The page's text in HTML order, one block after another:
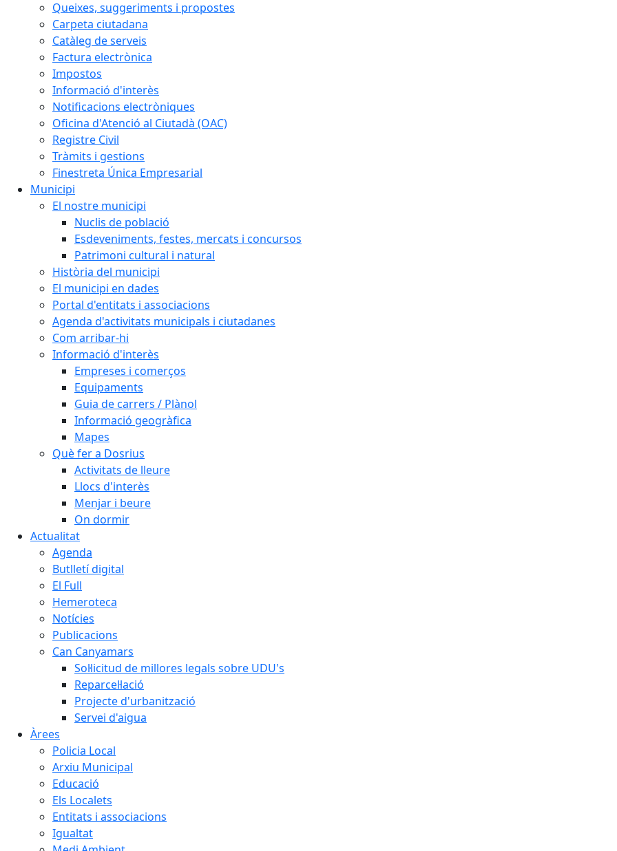
Queixes, suggeriments i propostes
Carpeta ciutadana
Catàleg de serveis
Factura electrònica
Impostos
Informació d'interès
Notificacions electròniques
Oficina d'Atenció al Ciutadà (OAC)
Registre Civil
Tràmits i gestions
Finestreta Única Empresarial
Municipi
El nostre municipi
Nuclis de població
Esdeveniments, festes, mercats i concursos
Patrimoni cultural i natural
Història del municipi
El municipi en dades
Portal d'entitats i associacions
Agenda d'activitats municipals i ciutadanes
Com arribar-hi
Informació d'interès
Empreses i comerços
Equipaments
Guia de carrers / Plànol
Informació geogràfica
Mapes
Què fer a Dosrius
Activitats de lleure
Llocs d'interès
Menjar i beure
On dormir
Actualitat
Agenda
Butlletí digital
El Full
Hemeroteca
Notícies
Publicacions
Can Canyamars
Sol·licitud de millores legals sobre UDU's
Reparcel·lació
Projecte d'urbanització
Servei d'aigua
Àrees
Policia Local
Arxiu Municipal
Educació
Els Localets
Entitats i associacions
Igualtat